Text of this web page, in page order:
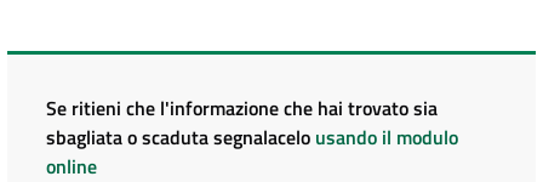
Se ritieni che l'informazione che hai trovato sia
sbagliata o scaduta segnalacelo usando il modulo
online